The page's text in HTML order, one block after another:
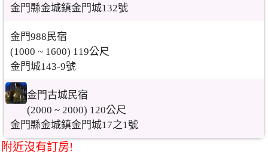
金門縣金城鎮金門城132號
金門988民宿
(1000 ~ 1600) 119公尺
金門城143-9號
金門古城民宿
(2000 ~ 2000) 120公尺
金門縣金城鎮金門城17之1號
附近沒有訂房!